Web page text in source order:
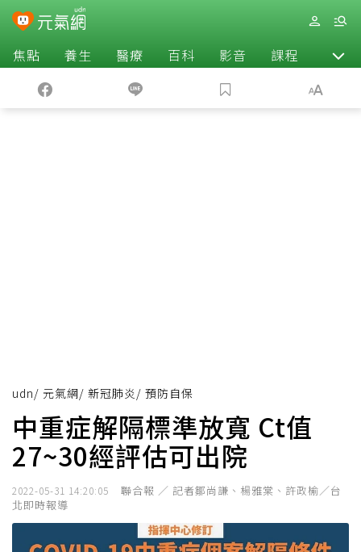
焦點 養生 醫療 百科 影音 課程 退休
udn/ 元氣網/ 新冠肺炎 / 預防自保
中重症解隔標準放寬 Ct值
27~30經評估可出院
2022-05-31 14:20:05
聯合報 ／ 記者鄒尚謙、楊雅棠、許政榆／台
北即時報導